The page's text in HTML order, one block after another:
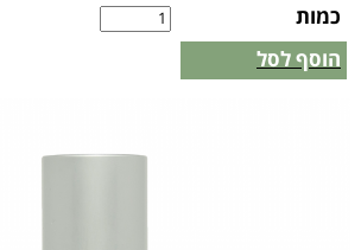
כמות
הוסף לסל